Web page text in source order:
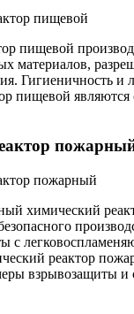
пищевой
материалов,
Гигиеничность и
пищевой являются
химический
с
реактор
взрывозащиты и